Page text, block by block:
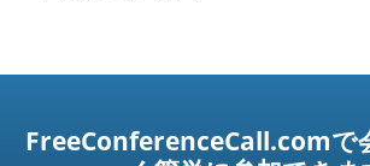
FreeConferenceCall.comで